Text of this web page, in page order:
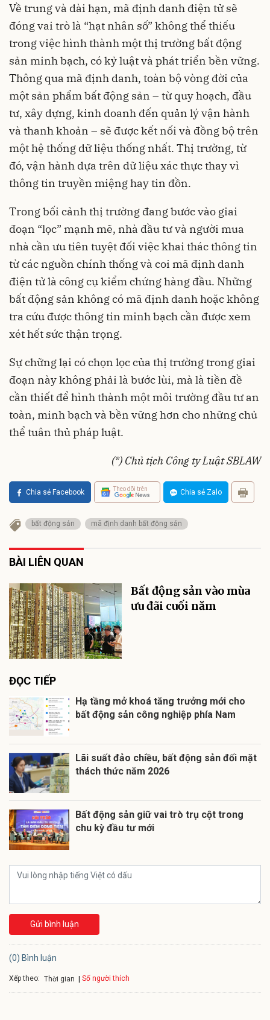
Về trung và dài hạn, mã định danh điện tử sẽ
đóng vai trò là “hạt nhân số” không thể thiếu
trong việc hình thành một thị trường bất động
sản minh bạch, có kỷ luật và phát triển bền vững.
Thông qua mã định danh, toàn bộ vòng đời của
một sản phẩm bất động sản – từ quy hoạch, đầu
tư, xây dựng, kinh doanh đến quản lý vận hành
và thanh khoản – sẽ được kết nối và đồng bộ trên
một hệ thống dữ liệu thống nhất. Thị trường, từ
đó, vận hành dựa trên dữ liệu xác thực thay vì
thông tin truyền miệng hay tin đồn.
Trong bối cảnh thị trường đang bước vào giai
đoạn “lọc” mạnh mẽ, nhà đầu tư và người mua
nhà cần ưu tiên tuyệt đối việc khai thác thông tin
từ các nguồn chính thống và coi mã định danh
điện tử là công cụ kiểm chứng hàng đầu. Những
bất động sản không có mã định danh hoặc không
tra cứu được thông tin minh bạch cần được xem
xét hết sức thận trọng.
Sự chững lại có chọn lọc của thị trường trong giai
đoạn này không phải là bước lùi, mà là tiền đề
cần thiết để hình thành một môi trường đầu tư an
toàn, minh bạch và bền vững hơn cho những chủ
thể tuân thủ pháp luật.
(*) Chủ tịch Công ty Luật SBLAW
Chia sẻ Facebook Theo dõi trên Chia sẻ Zalo
bất động sản mã định danh bất động sản
BÀI LIÊN QUAN
Bất động sản vào mùa
ưu đãi cuối năm
ĐỌC TIẾP
Hạ tầng mở khoá tăng trưởng mới cho
bất động sản công nghiệp phía Nam
Lãi suất đảo chiều, bất động sản đối mặt
thách thức năm 2026
Bất động sản giữ vai trò trụ cột trong
chu kỳ đầu tư mới
Gửi bình luận
(0) Bình luận
Xếp theo: Thời gian Số người thích